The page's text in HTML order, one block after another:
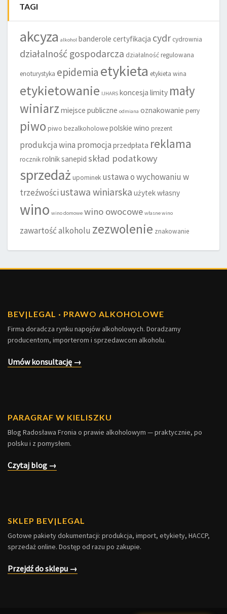
TAGI
akcyza alkohol banderole certyfikacja cydr cydrownia
działalność gospodarcza działalność regulowana
enoturystyka epidemia etykieta etykieta wina
etykietowanie IJHARS koncesja limity mały
winiarz miejsce publiczne odmiana oznakowanie perry
piwo piwo bezalkoholowepolskie wino prezent
produkcja wina promocja przedpłata reklama
rocznikrolniksanepid skład podatkowy
sprzedaż upominek ustawa o wychowaniu w
trzeźwości ustawa winiarska użytek własny
wino wino domowe wino owocowe własne wino
zawartość alkoholu zezwolenie znakowanie
BEV| LEGAL · PRAWO ALKOHOLOWE
Firma doradcza rynku napojów alkoholowych. Doradzamy
producentom, importerom i sprzedawcom alkoholu.
Umów konsultację →
PARAGRAF W KIELISZKU
Blog Radosława Fronia o prawie alkoholowym — praktycznie, po
polsku i z pomysłem.
Czytaj blog →
SKLEP BEV|LEGAL
Gotowe pakiety dokumentacji: produkcja, import, etykiety, HACCP,
sprzedaż online. Dostęp od razu po zakupie.
Przejdź do sklepu →